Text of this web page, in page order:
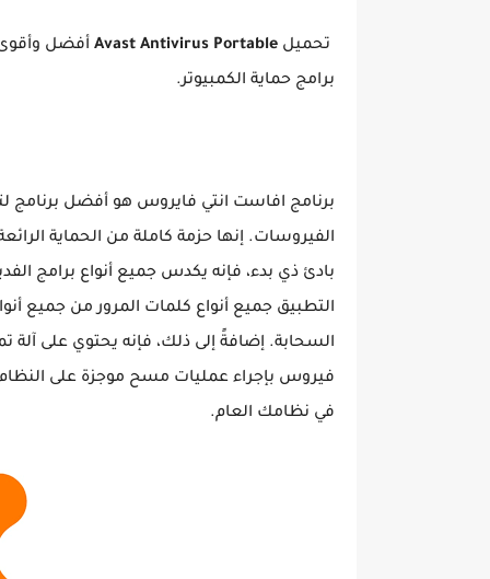
تحميل Avast Antivirus Portable أفضل
برامج حماية الكمبيوتر.
برنامج افاست انتي فايروس هو أفضل
الفيروسات. إنها حزمة كاملة من الحماية
بادئ ذي بدء، فإنه يكدس جميع أنواع برامج
التطبيق جميع أنواع كلمات المرور من جميع
السحابة. إضافةً إلى ذلك، فإنه يحتوي على
فيروس بإجراء عمليات مسح موجزة على
في نظامك العام.